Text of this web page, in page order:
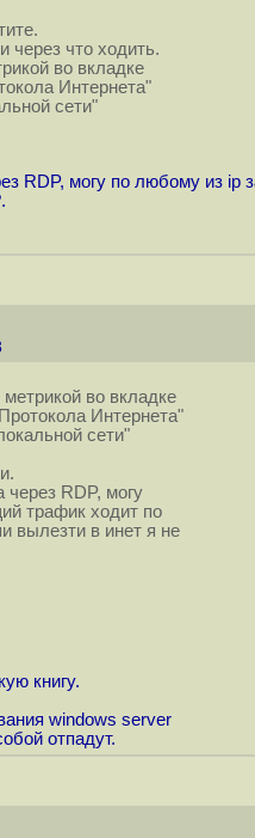
через что ходить.
во вкладке
Интернета"
сети"
RDP, могу по любому из
во вкладке
Интернета"
сети"
RDP, могу
трафик ходит по
вылезти в инет я не
книгу.
windows server
отпадут.